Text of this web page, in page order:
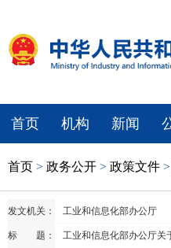
首页 机构 新闻
首页 > 政务公开 > 政策文件 >
发文机关： 工业和信息化部办公厅
标 题： 工业和信息化部办公厅关